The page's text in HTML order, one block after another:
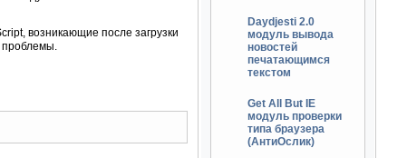
возникающие после загрузки
проблемы.
Daydjesti 2.0
модуль вывода
новостей
печатающимся
текстом
Get All But IE
модуль проверки
типа браузера
(АнтиОслик)